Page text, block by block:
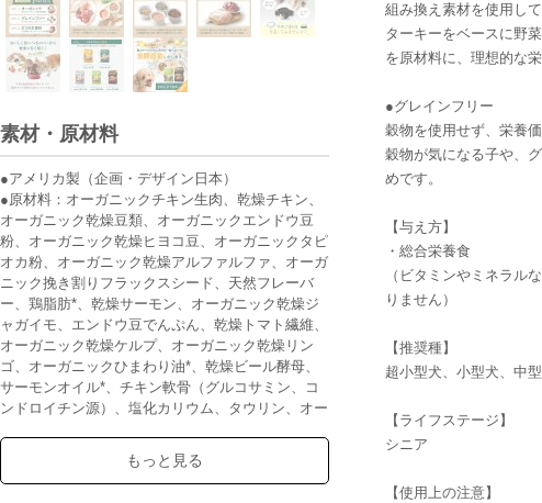
素材・原材料
●アメリカ製（企画・デザイン日本）
●原材料：オーガニックチキン生肉、乾燥チキン、
オーガニック乾燥豆類、オーガニックエンドウ豆
粉、オーガニック乾燥ヒヨコ豆、オーガニックタピ
オカ粉、オーガニック乾燥アルファルファ、オーガ
ニック挽き割りフラックスシード、天然フレーバ
ー、鶏脂肪*、乾燥サーモン、オーガニック乾燥ジ
ャガイモ、エンドウ豆でんぷん、乾燥トマト繊維、
オーガニック乾燥ケルプ、オーガニック乾燥リン
ゴ、オーガニックひまわり油*、乾燥ビール酵母、
サーモンオイル*、チキン軟骨（グルコサミン、コ
ンドロイチン源）、塩化カリウム、タウリン、オー
ベリー、オーガニック乾燥にんじん、乾燥ブロッコ
リー、加水分解酵母（マンナンオリゴ糖源）、オー
もっと見る
組み換え素材を使用して
ターキーをベースに野
を原材料に、理想的な
●グレインフリー
穀物を使用せず、栄養
穀物が気になる子や、
めです。
【与え方】
・総合栄養食
（ビタミンやミネラル
りません）
【推奨種】
超小型犬、小型犬、中
【ライフステージ】
シニア
【使用上の注意】